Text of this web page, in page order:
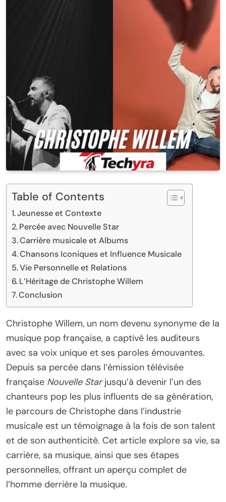
Table of Contents
Jeunesse et Contexte
Percée avec Nouvelle Star
Carrière musicale et Albums
Chansons Iconiques et Influence Musicale
Vie Personnelle et Relations
L’Héritage de Christophe Willem
Conclusion
Christophe Willem, un nom devenu synonyme de la
musique pop française, a captivé les auditeurs
avec sa voix unique et ses paroles émouvantes.
Depuis sa percée dans l’émission télévisée
française Nouvelle Starjusqu’à devenir l’un des
chanteurs pop les plus influents de sa génération,
le parcours de Christophe dans l’industrie
musicale est un témoignage à la fois de son talent
et de son authenticité. Cet article explore sa vie, sa
carrière, sa musique, ainsi que ses étapes
personnelles, offrant un aperçu complet de
l’homme derrière la musique.